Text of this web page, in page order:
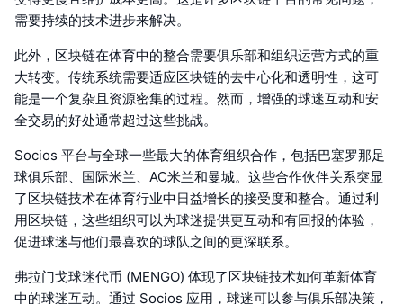
需要持续的技术进步来解决。
此外，区块链在体育中的整合需要俱乐部和组织运营方式的重
大转变。传统系统需要适应区块链的去中心化和透明性，这可
能是一个复杂且资源密集的过程。然而，增强的球迷互动和安
全交易的好处通常超过这些挑战。
Socios 平台与全球一些最大的体育组织合作，包括巴塞罗那足
球俱乐部、国际米兰、AC米兰和曼城。这些合作伙伴关系突显
了区块链技术在体育行业中日益增长的接受度和整合。通过利
用区块链，这些组织可以为球迷提供更互动和有回报的体验，
促进球迷与他们最喜欢的球队之间的更深联系。
弗拉门戈球迷代币 (MENGO) 体现了区块链技术如何革新体育
中的球迷互动。通过 Socios 应用，球迷可以参与俱乐部决策，